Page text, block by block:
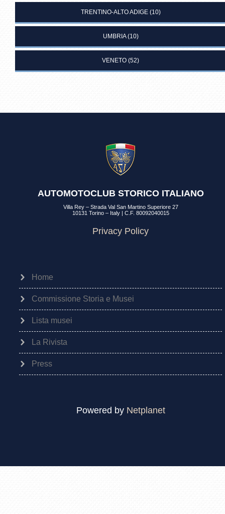
TRENTINO-ALTO ADIGE(10)
UMBRIA(10)
VENETO (52)
AUTOMOTOCLUB STORICO ITALIANO
Villa Rey – Strada Val San Martino Superiore 27
10131 Torino – Italy | C.F. 80092040015
Privacy Policy
Home
Commissione Storia e Musei
Lista musei
La Rivista
Press
Powered by Netplanet